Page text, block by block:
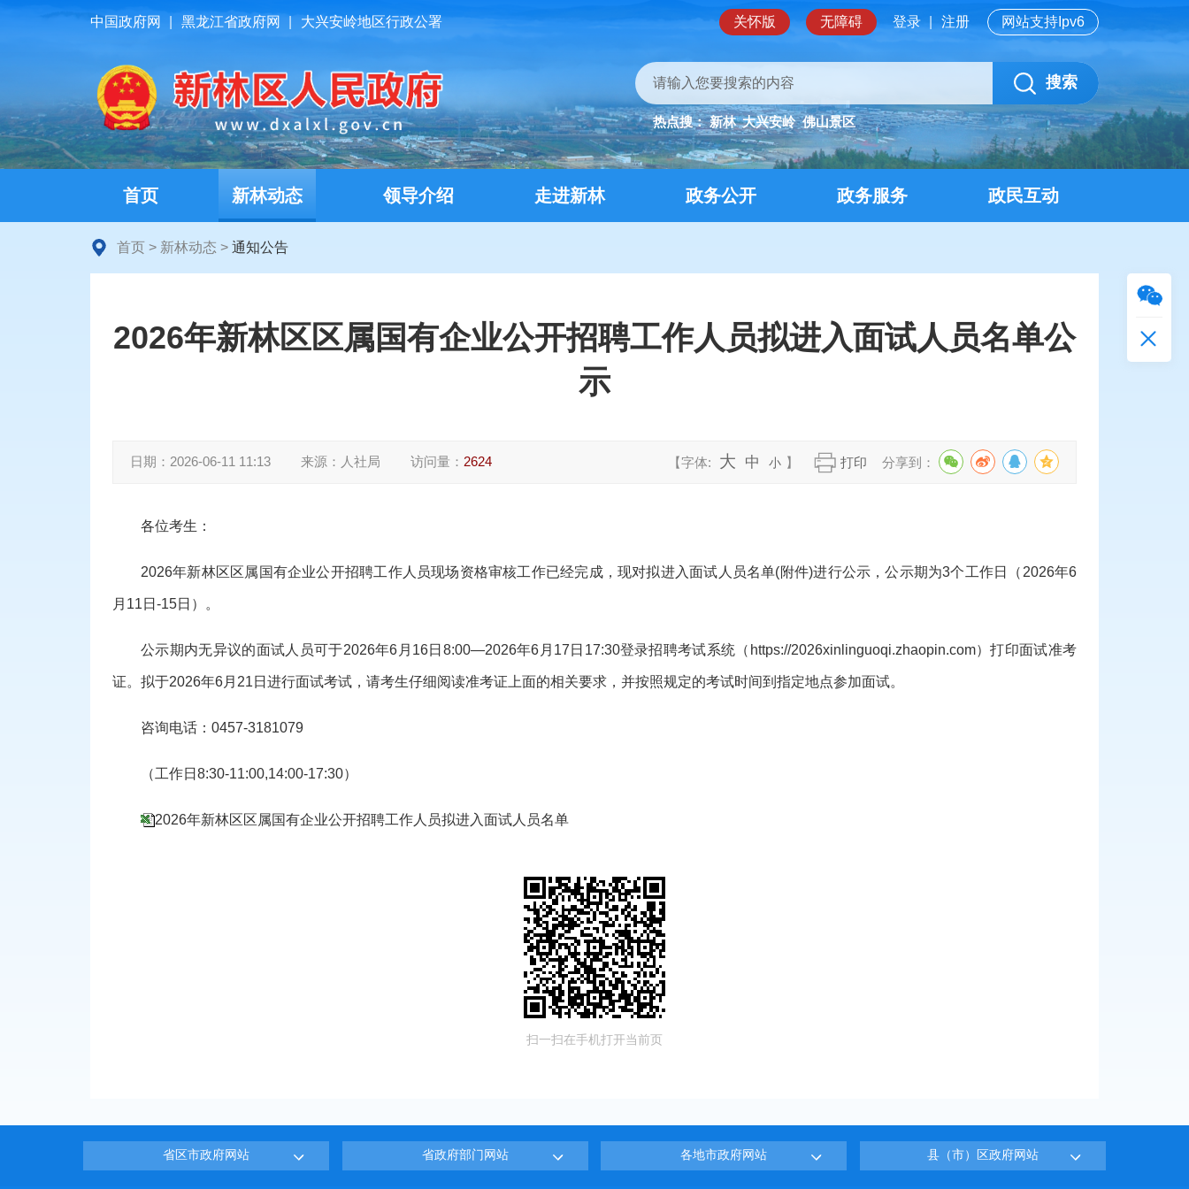
中国政府网 黑龙江省政府网 大兴安岭地区行政公署 关怀版 无障碍 网站支持Ipv6
登录 注册
搜索
热点搜： 新林 大兴安岭 佛山景区
首页 新林动态 领导介绍 走进新林 政务公开 政务服务 政民互动
首页 > 新林动态 > 通知公告
2026年新林区区属国有企业公开招聘工作人员拟进入面试人员名单公
示
日期： 2026-06-11 11:13 来源： 人社局 访问量： 2624 【字体: 大 中 小 】 打印 分享到：
各位考生：
2026年新林区区属国有企业公开招聘工作人员现场资格审核工作已经完成，现对拟进入面试人员名单(附件)进行公示，公示期为3个工作日（2026年6
月 11 日 -15日）。
公示期内无异议的面试人员可于2026年6 月 16日 8:00—2026年6 月 17 日 17:30登录招聘考试系统（https://2026xinlinguoqi.zhaopin.com）打印面试准考
证。拟于2026年6月 21 日进行面试考试，请考生仔细阅读准考证上面的相关要求，并按照规定的考试时间到指定地点参加面试。
咨询电话： 0457-3181079
（工作日 8:30-11:00,14:00-17:30）
2026年新林区区属国有企业公开招聘工作人员拟进入面试人员名单
扫一扫在手机打开当前页
省区市政府网站 省政府部门网站 各地市政府网站 县（市）区政府网站